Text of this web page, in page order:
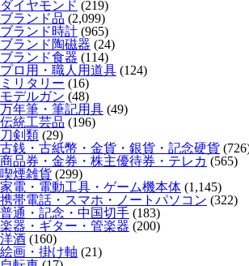
ダイヤモンド (219)
ブランド品 (2,099)
ブランド時計 (965)
ブランド陶磁器 (24)
ブランド食器 (114)
プロ用・職人用道具 (124)
ミリタリー (16)
モデルガン (48)
万年筆・筆記用具 (49)
伝統工芸品 (196)
刀剣類 (29)
古銭・古紙幣・金貨・銀貨・記念硬貨
商品券・金券・株主優待券・テレカ (565)
喫煙雑貨 (299)
家電・電動工具・ゲーム機本体 (1,145)
携帯電話・スマホ・ノートパソコン (322)
普通・記念・中国切手 (183)
楽器・ギター・管楽器 (200)
洋酒 (160)
絵画・掛け軸 (21)